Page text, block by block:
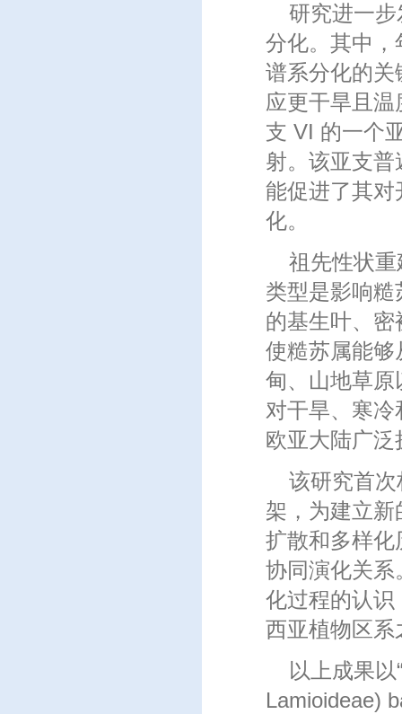
研究进一
分化。其中，
谱系分化的
应更干旱且
支 VI 的一个
射。该亚支
能促进了其对
化。
祖先性状
类型是影响
的基生叶、
使糙苏属能够
甸、山地草原
对干旱、寒
欧亚大陆广
该研究首
架，为建立
扩散和多样化
协同演化关系
化过程的认
西亚植物区系
以上成果
Lamioideae)